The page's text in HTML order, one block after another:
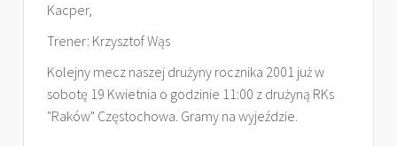
Kacper,
Trener: Krzysztof Wąs
Kolejny mecz naszej drużyny rocznika 2001 już w
sobotę 19 Kwietnia o godzinie 11:00 z drużyną RKs
"Raków" Częstochowa. Gramy na wyjeździe.